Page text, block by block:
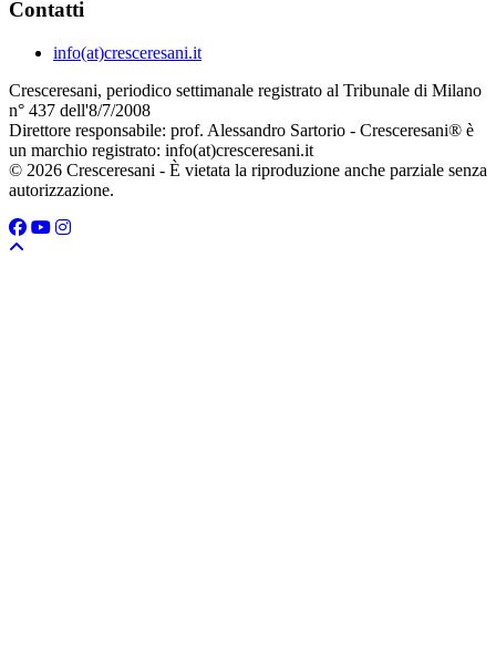
Contatti
info(at)cresceresani.it
Cresceresani, periodico settimanale registrato al Tribunale di Milano
n° 437 dell'8/7/2008
Direttore responsabile: prof. Alessandro Sartorio - Cresceresani® è
un marchio registrato: info(at)cresceresani.it
© 2026 Cresceresani - È vietata la riproduzione anche parziale senza
autorizzazione.